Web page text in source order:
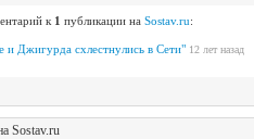
к 1 публикации на Sostav.ru:
и Джигурда схлестнулись в Сети" 12 лет назад
Sostav.ru